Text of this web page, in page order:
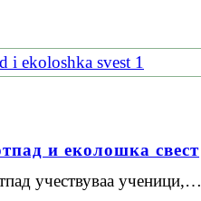
и еколошка свест
учествуваа ученици,…